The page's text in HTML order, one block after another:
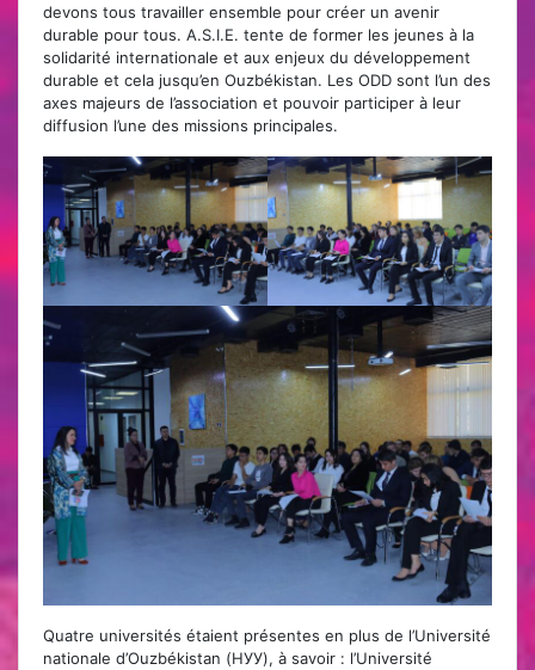
devons tous travailler ensemble pour créer un avenir
durable pour tous. A.S.I.E. tente de former les jeunes à la
solidarité internationale et aux enjeux du développement
durable et cela jusqu’en Ouzbékistan. Les ODD sont l’un des
axes majeurs de l’association et pouvoir participer à leur
diffusion l’une des missions principales.
Quatre universités étaient présentes en plus de l’Université
nationale d’Ouzbékistan (НУУ), à savoir : l’Université